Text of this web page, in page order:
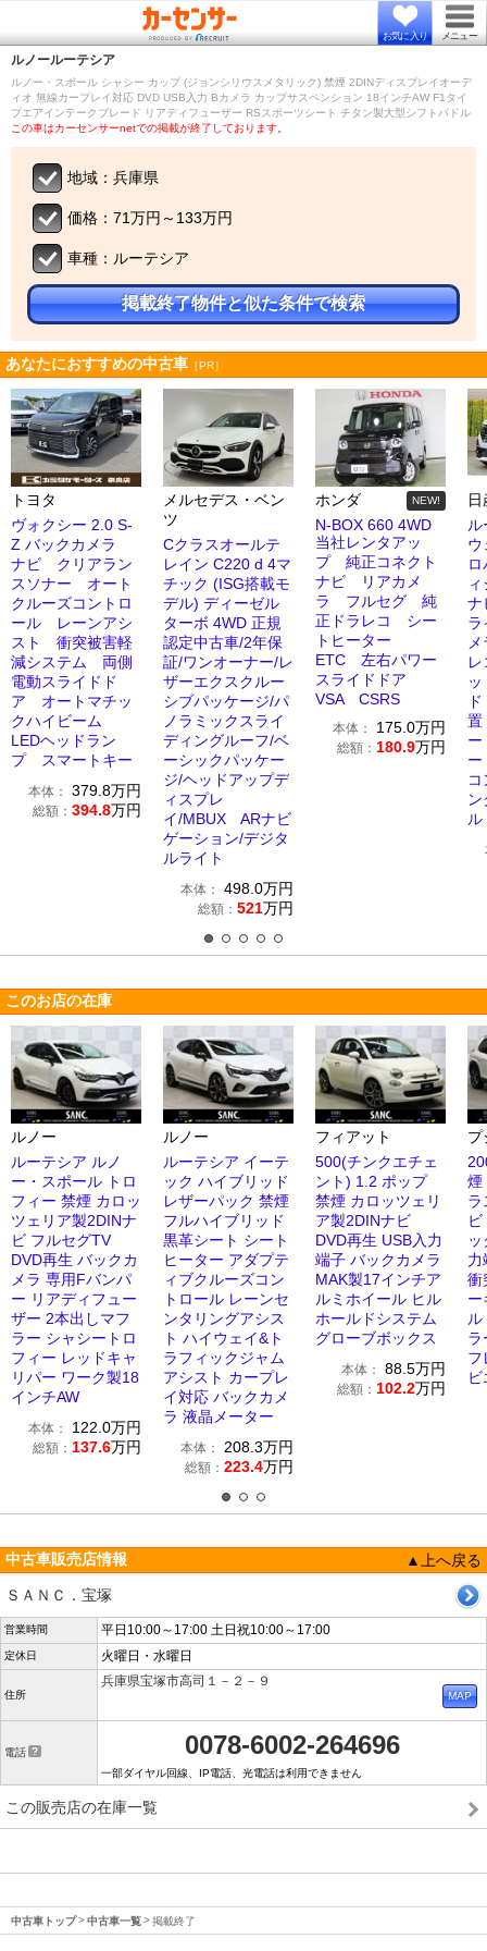
お気に入り メニュー
ルノールーテシア
ルノー・スポール シャシー カップ (ジョンシリウスメタリック) 禁煙 2DINディスプレイオーデ
ィオ 無線カープレイ対応 DVD USB入力 Bカメラ カップサスペンション 18インチAW F1タイ
プエアインテークブレード リアディフューザー RSスポーツシート チタン製大型シフトパドル
この車はカーセンサーnetでの掲載が終了しております。
地域：兵庫県
価格：71万円～133万円
車種：ルーテシア
掲載終了物件と似た条件で検索
あなたにおすすめの中古車 ［PR］
トヨタ
ヴォクシー 2.0 S-
Z バックカメラ
ナビ クリアラン
スソナー オート
クルーズコントロ
ール レーンアシ
スト 衝突被害軽
減システム 両側
電動スライドド
ア オートマチッ
クハイビーム
LEDヘッドラン
プ スマートキー
本体： 379.8万円
総額： 394.8万円
メルセデス・ベン
ツ
Cクラスオールテ
レイン C220 d 4マ
チック (ISG搭載モ
デル) ディーゼル
ターボ 4WD 正規
認定中古車/2年保
証/ワンオーナー/レ
ザーエクスクルー
シブパッケージ/パ
ノラミックスライ
ディングルーフ/ベ
ーシックパッケー
ジ/ヘッドアップデ
ィスプレ
イ/MBUX ARナビ
ゲーション/デジタ
ルライト
本体： 498.0万円
総額： 521万円
ホンダ NEW!
N-BOX 660 4WD
当社レンタアッ
プ 純正コネクト
ナビ リアカメ
ラ フルセグ 純
正ドラレコ シー
トヒーター
ETC 左右パワー
スライドドア
VSA CSRS
本体： 175.0万円
総額： 180.9万円
日
ウ
ナ
ル
このお店の在庫
ルノー
ルーテシア ルノ
ー・スポール トロ
フィー 禁煙 カロッ
ツェリア製2DINナ
ビ フルセグTV
DVD再生 バックカ
メラ 専用Fバンパ
ー リアディフュー
ザー 2本出しマフ
ラー シャシートロ
フィー レッドキャ
リパー ワーク製18
インチAW
本体： 122.0万円
総額： 137.6万円
ルノー
ルーテシア イーテ
ック ハイブリッド
レザーパック 禁煙
フルハイブリッド
黒革シート シート
ヒーター アダプテ
ィブクルーズコン
トロール レーンセ
ンタリングアシス
ト ハイウェイ&ト
ラフィックジャム
アシスト カープレ
イ対応 バックカメ
ラ 液晶メーター
本体： 208.3万円
総額： 223.4万円
フィアット
500(チンクエチェ
ント) 1.2 ポップ
禁煙 カロッツェリ
ア製2DINナビ
DVD再生 USB入力
端子 バックカメラ
MAK製17インチア
ルミホイール ヒル
ホールドシステム
グローブボックス
本体： 88.5万円
総額： 102.2万円
プ
煙
ラ
力
衝
ー
ラ
フ
中古車販売店情報
▲上へ戻る
ＳＡＮＣ．宝塚
営業時間 平日10:00～17:00 土日祝10:00～17:00
定休日 火曜日・水曜日
住所
兵庫県宝塚市高司１－２－９
電話 0078-6002-264696
一部ダイヤル回線、IP電話、光電話は利用できません
この販売店の在庫一覧
中古車トップ 中古車一覧 掲載終了